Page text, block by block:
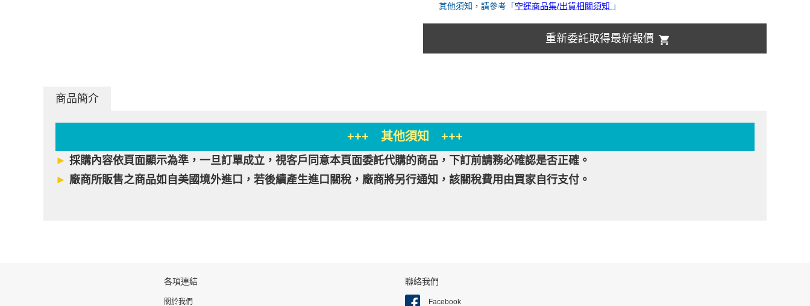
其他須知，請參考「 空運商品集/出貨相關須知 」
重新委託取得最新報價
商品簡介
+++ 其他須知 +++
► 採購內容依頁面顯示為準，一旦訂單成立，視客戶同意本頁面委託代購的商品，下訂前請務必確認是否正確。
► 廠商所販售之商品如自美國境外進口，若後續產生進口關稅，廠商將另行通知，該關稅費用由買家自行支付。
各項連結
關於我們
聯絡我們
Facebook